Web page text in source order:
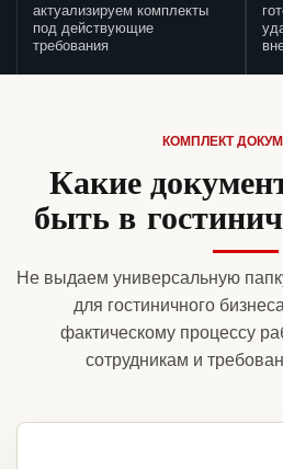
актуализируем комплекты
под действующие
требования
КОМПЛЕКТ
Какие
быть в
Не выдаем универсальную
для гостиничного
фактическому процессу
сотрудникам и